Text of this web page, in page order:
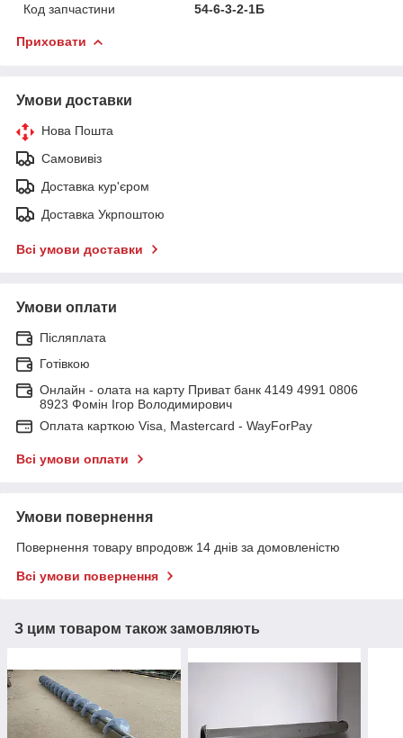
Код запчастини
54-6-3-2-1Б
Приховати
Умови доставки
Нова Пошта
Самовивіз
Доставка кур'єром
Доставка Укрпоштою
Всі умови доставки
Умови оплати
Післяплата
Готівкою
Онлайн - олата на карту Приват банк 4149 4991 0806
8923 Фомін Ігор Володимирович
Оплата карткою Visa, Mastercard - WayForPay
Всі умови оплати
Умови повернення
Повернення товару впродовж 14 днів за домовленістю
Всі умови повернення
З цим товаром також замовляють